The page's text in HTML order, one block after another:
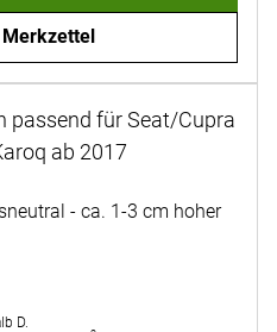
passend für Seat/Cupra
ab 2017
- ca. 1-3 cm hoher
D.